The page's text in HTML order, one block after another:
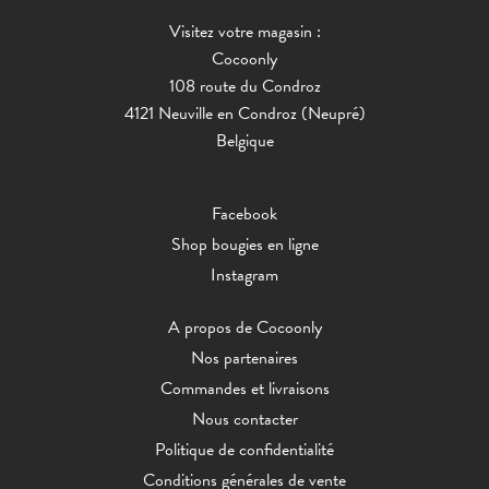
Visitez votre magasin :
Cocoonly
108 route du Condroz
4121 Neuville en Condroz (Neupré)
Belgique
Facebook
Shop bougies en ligne
Instagram
A propos de Cocoonly
Nos partenaires
Commandes et livraisons
Nous contacter
Politique de confidentialité
Conditions générales de vente